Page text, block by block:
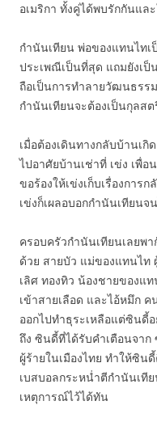
อเมริกา ทั้งคู่ได้พบรักกันแ
กำนันเทียน พ่อของแทนไท
ประเพณีเป็นที่สุด แถมยังเป็
ถือเป็นการทำลายวัฒนธรร
กำนันเทียนจะต้องเป็นกุลส
เมื่อต้องเดินทางกลับบ้านเ
ไปอาศัยบ้านเช่าที่ เข่ง เพื่
ขอร้องให้เข่งเก็บเรื่องการ
เข่งก็เผลอบอกกำนันเทียนจ
ครอบครัวกำนันเทียนเลยพ
ด้วย สายบัว แม่ของแทนไท
เลิศ ทองทิว น้องชายของแ
เข้าสายเลือด และไอ้หมึก
ออกไปทำธุระเหลือแต่ซินดี้
ถึง ซินดี้ที่ได้รับคำเตือนจาก
ผู้ร้ายในเมืองไทย ทำให้ซิน
เบสบอลกระหน่ำตีกำนันเที
เหตุการณ์ไว้ได้ทัน